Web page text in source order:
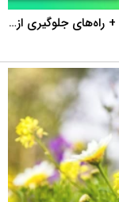
۶ علت اصلی خرابی کرکره برقی و جک پارکینگی + راه‌های جلوگیری از هزینه‌های سنگین تعمیر